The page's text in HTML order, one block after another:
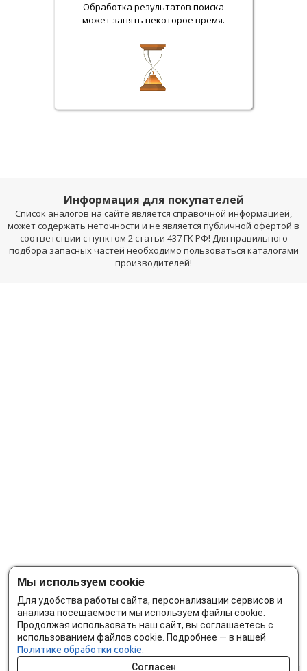
Обработка результатов поиска
может занять некоторое время.
Информация для покупателей
Список аналогов на сайте является справочной информацией,
может содержать неточности и не является публичной офертой в
соответствии с пунктом 2 статьи 437 ГК РФ! Для правильного
подбора запасных частей необходимо пользоваться каталогами
производителей!
Мы используем cookie
Для удобства работы сайта, персонализации сервисов и
анализа посещаемости мы используем файлы cookie.
Продолжая использовать наш сайт, вы соглашаетесь с
использованием файлов cookie. Подробнее — в нашей
Политике обработки cookie.
Согласен